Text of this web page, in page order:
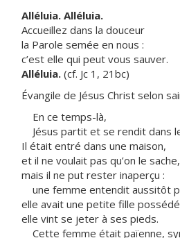
Alléluia. Alléluia.
Accueillez dans la douceur
la Parole semée en nous :
c’est elle qui peut vous sauver.
Alléluia. (cf. Jc 1, 21bc)
Évangile de Jésus Christ selon
En ce temps-là,
Jésus partit et se rendit dans
Il était entré dans une maison,
et il ne voulait pas qu’on le sache,
mais il ne put rester inaperçu :
une femme entendit aussitôt
elle avait une petite fille
elle vint se jeter à ses pieds.
Cette femme était païenne,